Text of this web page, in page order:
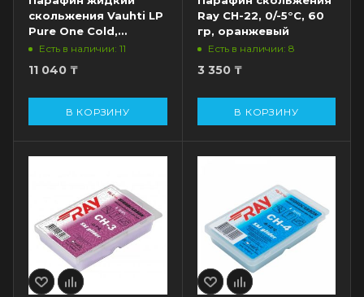
скольжения Vauhti LP
Pure One Cold,
-2/-20°С, 80 мл, бел./
Есть в наличии: 11
11 040 ₸
В КОРЗИНУ
Ray CH-22, 0/-5°С, 60
гр, оранжевый
Есть в наличии: 8
3 350₸
В КОРЗИНУ